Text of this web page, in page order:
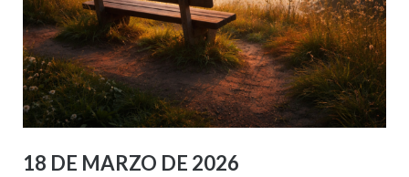
18 DE MARZO DE 2026